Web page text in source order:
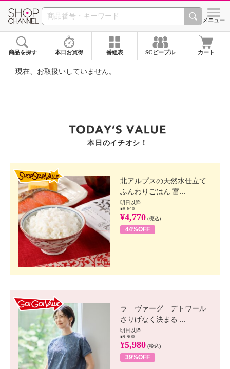
SHOP CHANNEL ショッ
メニュー
商品を探す 本日お買得 番組表 SCピープル カート
現在、お取扱いしていません。
本日のイチオシ！
北アルプスの天然水仕立て
ふんわりごはん 富...
明日以降
¥8,640
¥4,770 (税込)
44%OFF
ラ ヴァーグ デトワール
さりげなく決まる ...
明日以降
¥9,900
¥5,980 (税込)
39%OFF